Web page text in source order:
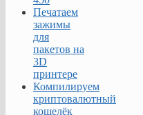
Печатаем
зажимы
для
пакетов на
3D
принтере
Компилируем
криптовалютный
кошелёк